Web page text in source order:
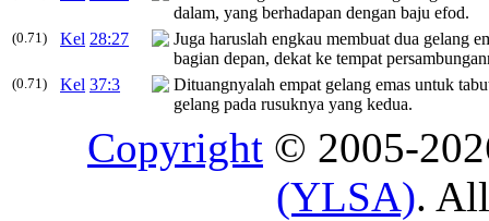
dalam, yang berhadapan dengan baju efod.
(0.71) Kel 28:27
Juga haruslah engkau membuat dua gelang
bagian depan, dekat ke tempat
(0.71) Kel 37:3
Dituangnyalah empat gelang emas untuk
gelang pada rusuknya yang kedua.
Copyright © 2005-
(YLSA).